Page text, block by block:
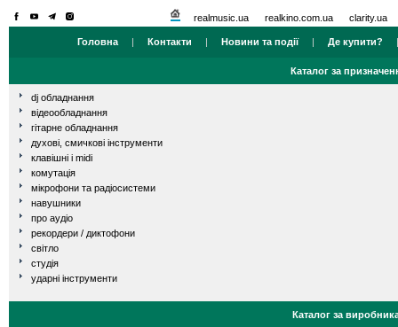
realmusic.ua realkino.com.ua clarity.ua
Головна | Контакти | Новини та події| Де купити?
Каталог за
dj обладнання
відеообладнання
гітарне обладнання
духові, смичкові інструменти
клавішні і midi
комутація
мікрофони та радіосистеми
навушники
про аудіо
рекордери / диктофони
світло
студія
ударні інструменти
Каталог за